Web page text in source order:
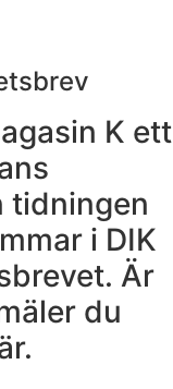
K ett
tidningen
i DIK
Är
du